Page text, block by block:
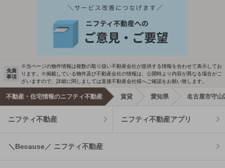
免責
事項
※当ページの物件情報は複数の取り扱い不動産会社が提供する情報を合わせて表示してお
ります。※掲載している物件及び不動産会社の情報は、公開時より内容が異なる場合がご
ざいますので、詳細に関しましては直接不動産会社様へご確認をお願い致します。
不動産・住宅情報のニフティ不動産 賃貸 愛知県 名古屋市守山
ニフティ不動産 ニフティ不動産アプリ
＼Because／ ニフティ不動産